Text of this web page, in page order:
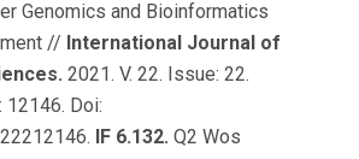
Genomics and Bioinformatics
// International Journal of
2021. V. 22. Issue: 22.
12146. Doi:
IF 6.132. Q2 Wos